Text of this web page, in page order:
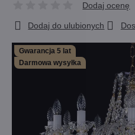
Gwarancja 5 lat
Darmowa wysyłka
Dodaj ocenę
Dodaj do ulubionych